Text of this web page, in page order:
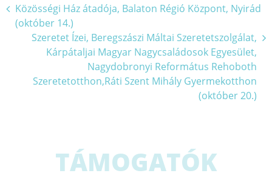
Bejegyzés
navigáció
Közösségi Ház átadója, Balaton Régió Központ, Nyirád
(október 14.)
Szeretet Ízei, Beregszászi Máltai Szeretetszolgálat,
Kárpátaljai Magyar Nagycsaládosok Egyesület,
Nagydobronyi Református Rehoboth
Szeretetotthon,Ráti Szent Mihály Gyermekotthon
(október 20.)
TÁMOGATÓK